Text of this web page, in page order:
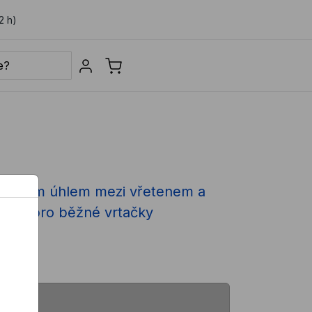
h)
Sign in
úhlem mezi vřetenem a
pro běžné vrtačky